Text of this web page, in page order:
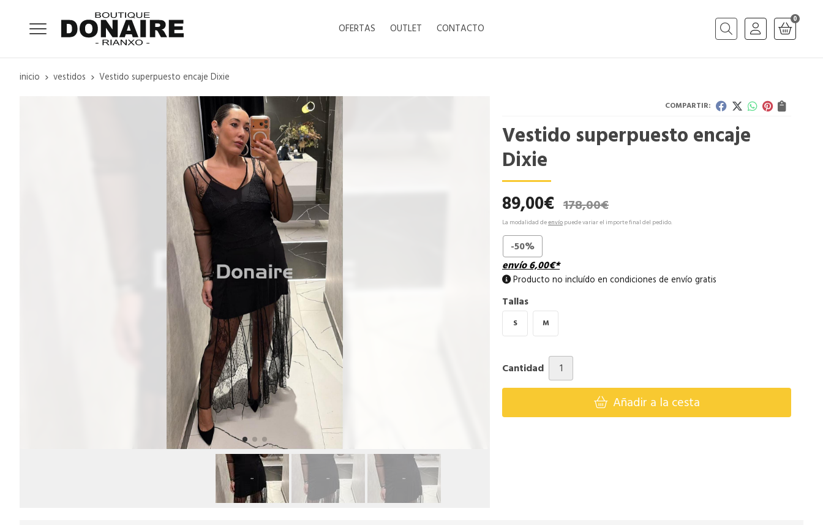
OFERTAS OUTLET CONTACTO Buscar
0
inicio vestidos Vestido superpuesto encaje Dixie
COMPARTIR:
Vestido superpuesto encaje
Dixie
89,00€ 178,00€
La modalidad deenvío puede variar el importe final del pedido.
-50%
envío6,00€*
Producto no incluído en condiciones de envío gratis
Tallas
S M
Cantidad
Añadir a la cesta